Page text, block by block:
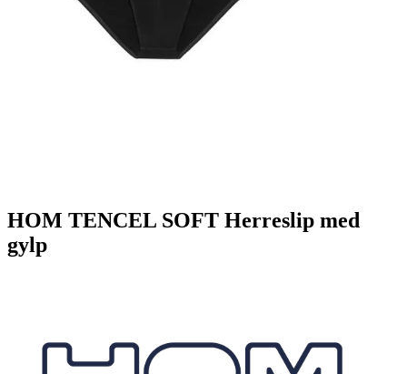
HOM TENCEL SOFT Herreslip med
gylp